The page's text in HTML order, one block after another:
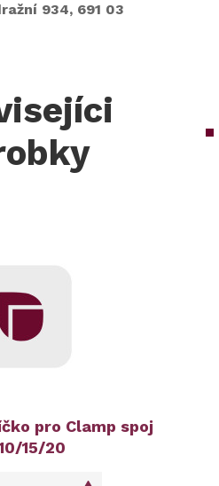
934, 691 03
pro Clamp spoj
15/20